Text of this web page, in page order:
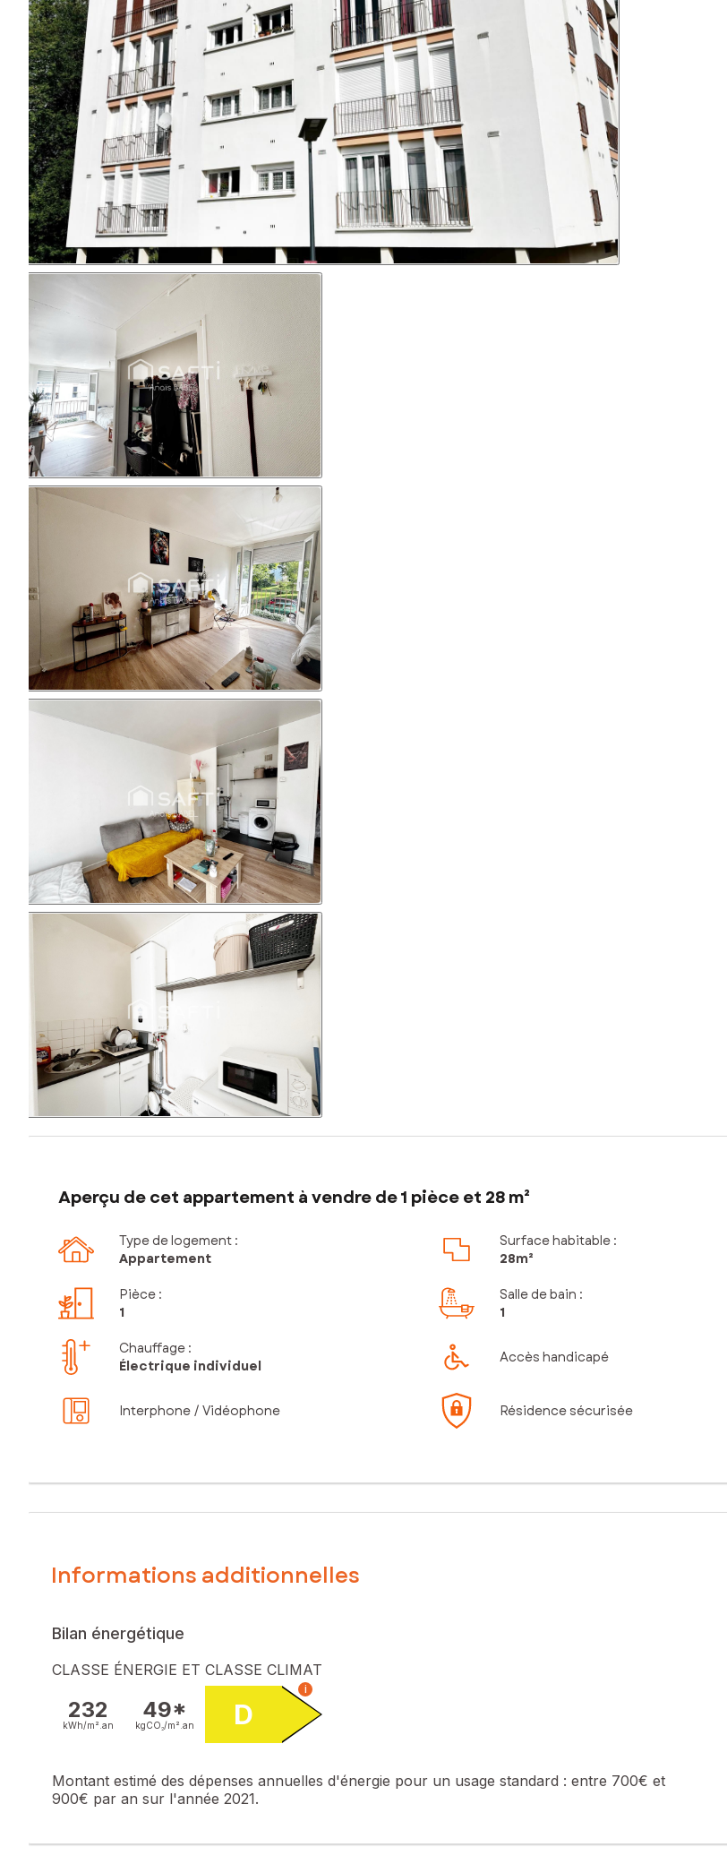
Aperçu de cet appartement à vendre de 1 pièce et 28 m²
Type de logement :
Appartement
Surface habitable :
28m²
Pièce :
1
Salle de bain :
1
Chauffage :
Électrique individuel
Accès handicapé
Interphone / Vidéophone Résidence sécurisée
Informations additionnelles
Bilan énergétique
CLASSE ÉNERGIE ET CLASSE CLIMAT
232
kWh/m². an
49*
kgCO₂/m². an D
i
Montant estimé des dépenses annuelles d'énergie pour un usage standard : entre 700€ et
900€ par an sur l'année 2021.